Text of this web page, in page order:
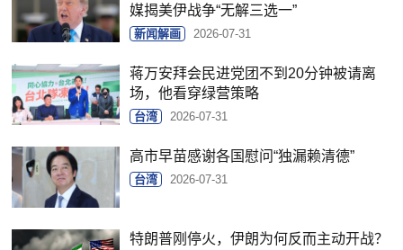
媒揭美伊战争“无解三选一”
新闻解画 2026-07-31
蒋万安拜会民进党团不到20分钟被请离
场，他看穿绿营策略
台湾 2026-07-31
高市早苗感谢各国慰问“独漏赖清德”
台湾 2026-07-31
特朗普刚停火，伊朗为何反而主动开战？